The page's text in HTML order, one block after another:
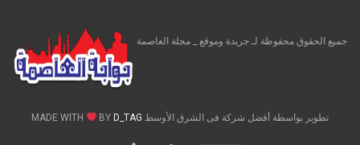
جميع الحقوق محفوظة لـ جريدة وموقع _ مجلة العاصمة
تطوير بواسطة أفضل شركة فى الشرق الأوسط MADE WITH BY D_TAG